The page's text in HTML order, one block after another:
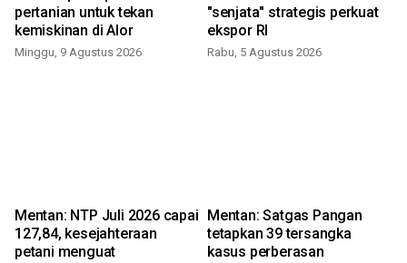
pertanian untuk tekan
kemiskinan di Alor
Minggu, 9 Agustus 2026
"senjata" strategis perkuat
ekspor RI
Rabu, 5 Agustus 2026
Mentan: NTP Juli 2026 capai
127,84, kesejahteraan
petani menguat
Mentan: Satgas Pangan
tetapkan 39 tersangka
kasus perberasan